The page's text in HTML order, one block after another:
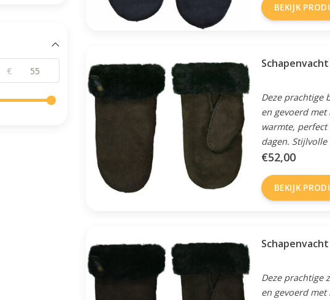
BEKIJK
Deze prachtige
en gevoerd
warmte,
dagen. Stijlvolle
€52,00
BEKIJK
Deze prachtige
en gevoerd
€